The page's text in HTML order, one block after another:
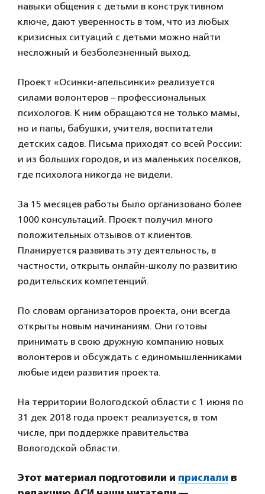
навыки общения с детьми в конструктивном
ключе, дают уверенность в том, что из любых
кризисных ситуаций с детьми можно найти
несложный и безболезненный выход.
Проект «Осинки-апельсинки» реализуется
силами волонтеров – профессиональных
психологов. К ним обращаются не только мамы,
но и папы, бабушки, учителя, воспитатели
детских садов. Письма приходят со всей России:
и из больших городов, и из маленьких поселков,
где психолога никогда не видели.
За 15 месяцев работы было организовано более
1000 консультаций. Проект получил много
положительных отзывов от клиентов.
Планируется развивать эту деятельность, в
частности, открыть онлайн-школу по развитию
родительских компетенций.
По словам организаторов проекта, они всегда
открыты новым начинаниям. Они готовы
принимать в свою дружную компанию новых
волонтеров и обсуждать с единомышленниками
любые идеи развития проекта.
На территории Вологодской области с 1 июня по
31 дек 2018 года проект реализуется, в том
числе, при поддержке правительства
Вологодской области.
Этот материал подготовили и прислали в